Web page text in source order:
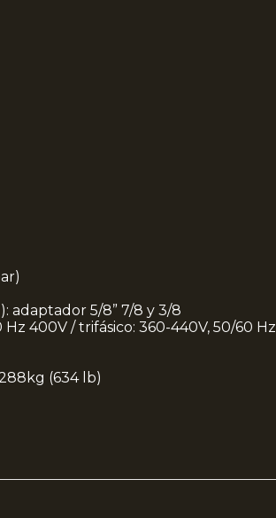
adaptador 5/8” 7/8 y 3/8
Hz 400V / trifásico: 360-440V, 50/60 Hz
(634 lb)